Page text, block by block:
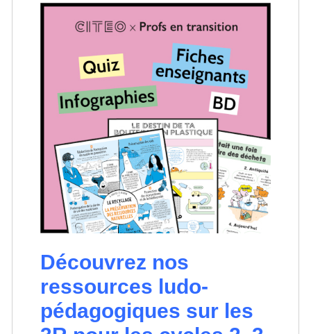
Découvrez nos
ressources ludo-
pédagogiques sur les